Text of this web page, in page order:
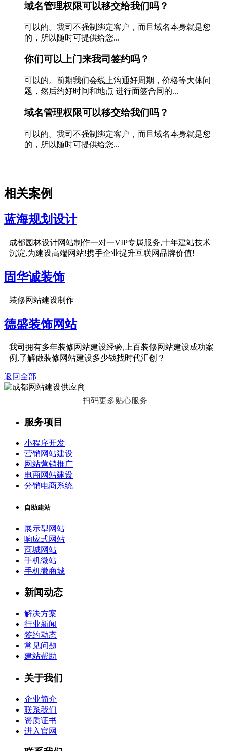
域名管理权限可以移交给我们吗？
可以的。我司不强制绑定客户，而且域名本身就是您
的，所以随时可提供给您...
你们可以上门来我司签约吗？
可以的。前期我们会线上沟通好周期，价格等大体问
题，然后约好时间和地点 进行面签合同的...
域名管理权限可以移交给我们吗？
可以的。我司不强制绑定客户，而且域名本身就是您
的，所以随时可提供给您...
相关案例
蓝海规划设计
成都园林设计网站制作一对一VIP专属服务,十年建站技术
沉淀,为建设高端网站!携手企业提升互联网品牌价值!
固华诚装饰
装修网站建设制作
德盛装饰网站
我司拥有多年装修网站建设经验,上百装修网站建设成功案
例,了解做装修网站建设多少钱找时代汇创？
返回全部
扫码更多贴心服务
服务项目
小程序开发
营销网站建设
网站营销推广
电商网站建设
分销电商系统
自助建站
展示型网站
响应式网站
商城网站
手机微站
手机微商城
新闻动态
解决方案
行业新闻
签约动态
常见问题
建站帮助
关于我们
企业简介
联系我们
资质证书
进入官网